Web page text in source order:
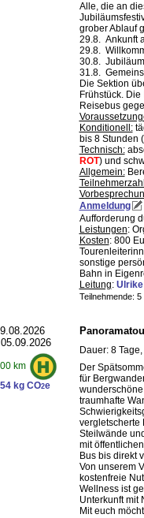
Alle, die an
grober Ablauf
29.8. Ankunft
29.8.
30.8.
31.8.
Die Sektion
Frühstück.
Reisebus
Konditionell:
bis 8 Stunden
Technisch:
ROT) und
Allgemein:
Anmeldung
Aufforderung
Leistungen:
Kosten: 800
sonstige
Bahn in
Leitung:
Teilnehmende:
km
kg CO2e
Dauer: 8
Der
für
traumhafte
vergletscherte
Steilwände
mit
Bus bis direkt
Von unserem
kostenfreie
Wellness ist
Unterkunft mit
Mit euch